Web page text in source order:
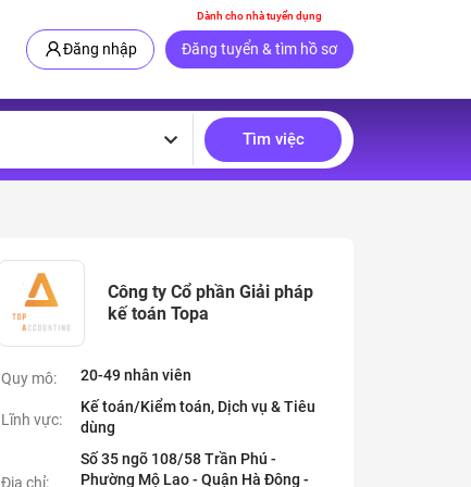
Dành cho nhà tuyển dụng
Đăng nhập Đăng tuyển & tìm hồ sơ
Tìm việc
Công ty Cổ phần Giải pháp
kế toán Topa
Quy mô: 20-49 nhân viên
Lĩnh vực:
Kế toán/Kiểm toán, Dịch vụ & Tiêu
dùng
Địa chỉ:
Số 35 ngõ 108/58 Trần Phú -
Phường Mộ Lao - Quận Hà Đông -